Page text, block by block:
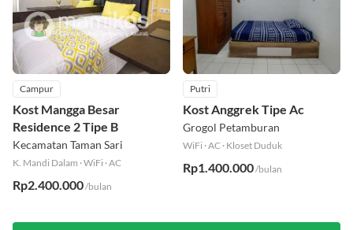
Campur
Kost Mangga Besar
Residence 2 Tipe B
Kecamatan Taman Sari
K. Mandi Dalam ·WiFi ·AC
Rp2.400.000/bulan
Putri
Kost Anggrek Tipe Ac
Grogol Petamburan
WiFi ·AC · Kloset Duduk
Rp1.400.000/bulan